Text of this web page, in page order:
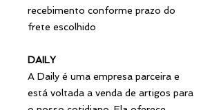
recebimento conforme prazo do
frete escolhido
DAILY
A Daily é uma empresa parceira e
está voltada a venda de artigos para